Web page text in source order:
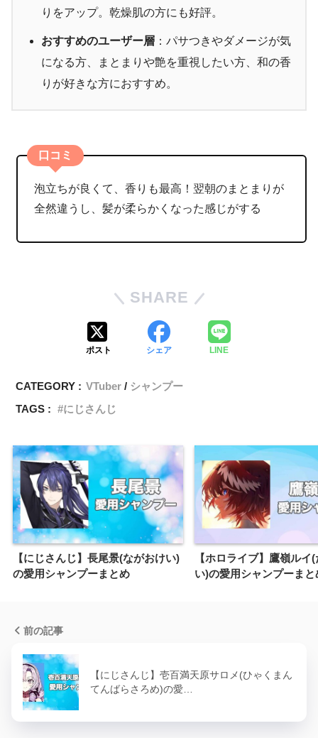
りをアップ。乾燥肌の方にも好評。
おすすめのユーザー層 ：パサつきやダメージが気
になる方、まとまりや艶を重視したい方、和の香
りが好きな方におすすめ。
口コミ
泡立ちが良くて、香りも最高！翌朝のまとまりが
全然違うし、髪が柔らかくなった感じがする
SHARE
ポスト シェア LINE
CATEGORY : VTuber
シャンプー
TAGS :
にじさんじ
【にじさんじ】長尾景(ながおけい)
の愛用シャンプーまとめ
【ホロライブ】鷹嶺ルイ
い)の愛用シャンプーまと
前の記事
【にじさんじ】壱百満天原サロメ(ひゃくまん
てんばらさろめ)の愛…